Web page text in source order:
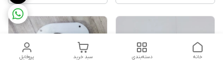
پروفایل سبد خرید دسته‌بندی خانه